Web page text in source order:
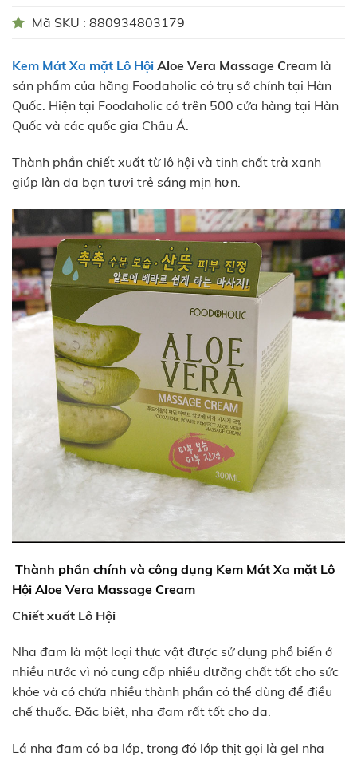
Mã SKU : 880934803179
Kem Mát Xa mặt Lô Hội Aloe Vera Massage Cream là
sản phẩm của hãng Foodaholic có trụ sở chính tại Hàn
Quốc. Hiện tại Foodaholic có trên 500 cửa hàng tại Hàn
Quốc và các quốc gia Châu Á.
Thành phần chiết xuất từ lô hội và tinh chất trà xanh
giúp làn da bạn tươi trẻ sáng mịn hơn.
Thành phần chính và công dụng Kem Mát Xa mặt Lô
Hội Aloe Vera Massage Cream
Chiết xuất Lô Hội
Nha đam là một loại thực vật được sử dụng phổ biến ở
nhiều nước vì nó cung cấp nhiều dưỡng chất tốt cho sức
khỏe và có chứa nhiều thành phần có thể dùng để điều
chế thuốc. Đặc biệt, nha đam rất tốt cho da.
Lá nha đam có ba lớp, trong đó lớp thịt gọi là gel nha